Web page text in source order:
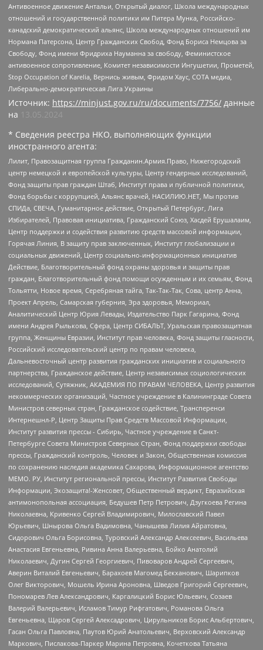
Антивоенное движение Антальи, Открытый диалог, Школа международных
отношений и государственной политики им Питера Мунка, Российско-
канадский демократический альянс, Школа международных отношений им
Нормана Патерсона, Центр Гражданских Свобод, Фонд Бориса Немцова за
Свободу, Фонд имени Фридриха Науманна за свободу, Феминистское
антивоенное сопротивление, Комитет независимости Ингушетии, Прометей,
Stop Occupation of Karelia, Вернись живым, Фридом Хаус, СОТА медиа,
Либерально-демократическая Лига Украины
Источник: https://minjust.gov.ru/ru/documents/7756/ данные
на
13.05.2024
* Сведения реестра НКО, выполняющих функции
иностранного агента:
Лилит, Правозащитная группа Гражданин.Армия.Право, Нижегородский
центр немецкой и европейской культуры, Центр гендерных исследований,
Фонд защиты прав граждан Штаб, Институт права и публичной политики,
Фонд борьбы с коррупцией, Альянс врачей, НАСИЛИЮ.НЕТ, Мы против
СПИДа, СВЕЧА, Гуманитарное действие, Открытый Петербург, Лига
Избирателей, Правовая инициатива, Гражданский Союз, Хасдей Ерушалаим,
Центр поддержки и содействия развитию средств массовой информации,
Горячая Линия, В защиту прав заключенных, Институт глобализации и
социальных движений, Центр социально-информационных инициатив
Действие, Благотворительный фонд охраны здоровья и защиты прав
граждан, Благотворительный фонд помощи осужденным и их семьям, Фонд
Тольятти, Новое время, Серебряная тайга, Так-Так-Так, Сова, центр Анна,
Проект Апрель, Самарская губерния, Эра здоровья, Мемориал,
Аналитический Центр Юрия Левады, Издательство Парк Гагарина, Фонд
имени Андрея Рылькова, Сфера, Центр СИБАЛЬТ, Уральская правозащитная
группа, Женщины Евразии, Институт прав человека, Фонд защиты гласности,
Российский исследовательский центр по правам человека,
Дальневосточный центр развития гражданских инициатив и социального
партнерства, Гражданское действие, Центр независимых социологических
исследований, Сутяжник, АКАДЕМИЯ ПО ПРАВАМ ЧЕЛОВЕКА, Центр развития
некоммерческих организаций, Частное учреждение в Калининграде Совета
Министров северных стран, Гражданское содействие, Трансперенси
Интернешнл-Р, Центр Защиты Прав Средств Массовой Информации,
Институт развития прессы - Сибирь, Частное учреждение в Санкт-
Петербурге Совета Министров Северных Стран, Фонд поддержки свободы
прессы, Гражданский контроль, Человек и Закон, Общественная комиссия
по сохранению наследия академика Сахарова, Информационное агентство
МЕМО. РУ, Институт региональной прессы, Институт Развития Свободы
Информации, Экозащита!-Женсовет, Общественный вердикт, Евразийская
антимонопольная ассоциация, Бедушев Петр Петрович, Дзугкоева Регина
Николаевна, Кривенко Сергей Владимирович, Милославский Павел
Юрьевич, Шнырова Ольга Вадимовна, Чанышева Лилия Айратовна,
Сидорович Ольга Борисовна, Туровский Александр Алексеевич, Васильева
Анастасия Евгеньевна, Ривина Анна Валерьевна, Бойко Анатолий
Николаевич, Дугин Сергей Георгиевич, Пивоваров Андрей Сергеевич,
Аверин Виталий Евгеньевич, Барахоев Магомед Бекханович, Шарипков
Олег Викторович, Мошель Ирина Ароновна, Шведов Григорий Сергеевич,
Пономарев Лев Александрович, Каргалицкий Борис Юльевич, Созаев
Валерий Валерьевич, Исламов Тимур Рифгатович, Романова Ольга
Евгеньевна, Щаров Сергей Алексадрович, Цирульников Борис Альбертович,
Гасан Ольга Павловна, Паутов Юрий Анатольевич, Верховский Александр
Маркович, Пислакова-Паркер Марина Петровна, Кочеткова Татьяна